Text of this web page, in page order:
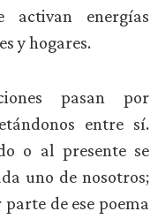
activan energías
y hogares.
pasan por
entre sí.
o al presente se
uno de nosotros;
de ese poema